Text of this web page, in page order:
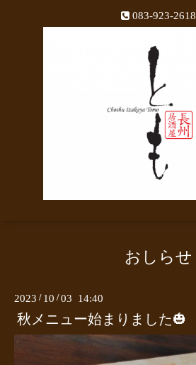
083-923-2618
おしらせ
2023 / 10 /03 14:40
秋メニュー始まりました🎃